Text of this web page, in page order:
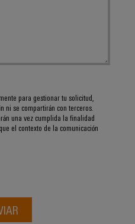
para gestionar tu solicitud,
ni se compartirán con terceros.
una vez cumplida la finalidad
el contexto de la comunicación